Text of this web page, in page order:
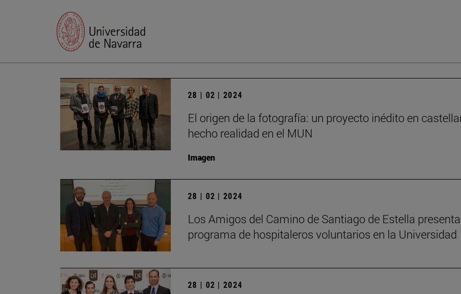
28 | 02 | 2024
El origen de la fotografía: un proyecto inédito en
hecho realidad en el MUN
Imagen
28 | 02 | 2024
Los Amigos del Camino de Santiago de Estella
programa de hospitaleros voluntarios en la Universidad
28 | 02 | 2024